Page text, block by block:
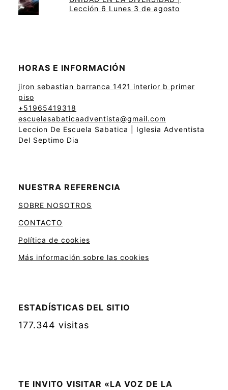
Lección 6 Lunes 3 de agosto
HORAS E INFORMACIÓN
jiron sebastian barranca 1421 interior b primer
piso
+51965419318
escuelasabaticaadventista@gmail.com
Leccion De Escuela Sabatica | Iglesia Adventista
Del Septimo Dia
NUESTRA REFERENCIA
SOBRE NOSOTROS
CONTACTO
Política de cookies
Más información sobre las cookies
ESTADÍSTICAS DEL SITIO
177.344 visitas
TE INVITO VISITAR «LA VOZ DE LA